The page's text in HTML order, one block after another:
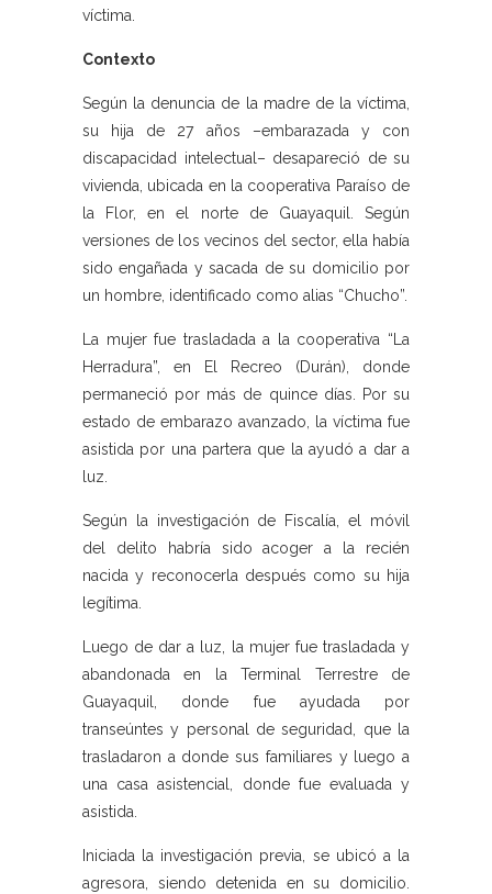
víctima.
Contexto
Según la denuncia de la madre de la víctima,
su hija de 27 años –embarazada y con
discapacidad intelectual– desapareció de su
vivienda, ubicada en la cooperativa Paraíso de
la Flor, en el norte de Guayaquil. Según
versiones de los vecinos del sector, ella había
sido engañada y sacada de su domicilio por
un hombre, identificado como alias “Chucho”.
La mujer fue trasladada a la cooperativa “La
Herradura”, en El Recreo (Durán), donde
permaneció por más de quince días. Por su
estado de embarazo avanzado, la víctima fue
asistida por una partera que la ayudó a dar a
luz.
Según la investigación de Fiscalía, el móvil
del delito habría sido acoger a la recién
nacida y reconocerla después como su hija
legítima.
Luego de dar a luz, la mujer fue trasladada y
abandonada en la Terminal Terrestre de
Guayaquil, donde fue ayudada por
transeúntes y personal de seguridad, que la
trasladaron a donde sus familiares y luego a
una casa asistencial, donde fue evaluada y
asistida.
Iniciada la investigación previa, se ubicó a la
agresora, siendo detenida en su domicilio.